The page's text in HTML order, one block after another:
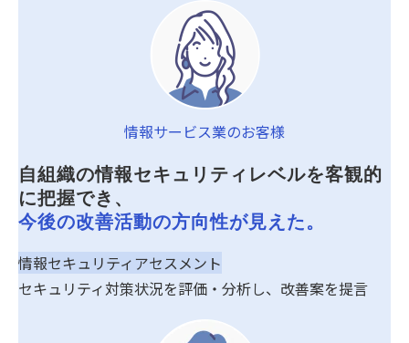
自組織の情報セキュリティレベルを客観的
に把握でき、
今後の改善活動の方向性が見えた。
情報セキュリティアセスメント
セキュリティ対策状況を評価・分析し、改善案を提言
情報サービス業のお客様